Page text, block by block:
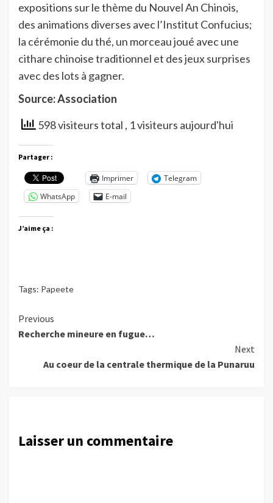
expositions sur le thème du Nouvel An Chinois,
des animations diverses avec l’Institut Confucius;
la cérémonie du thé, un morceau joué avec une
cithare chinoise traditionnel et des jeux surprises
avec des lots à gagner.
Source: Association
598 visiteurs total , 1 visiteurs aujourd'hui
Partager :
Imprimer
Telegram
WhatsApp
E-mail
J’aime ça :
Tags: Papeete
Continue
Reading
Previous
Recherche mineure en fugue…
Next
Au coeur de la centrale thermique de la Punaruu
Laisser un commentaire